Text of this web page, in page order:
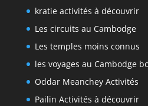
kratie activités à découvrir
Les circuits au Cambodge
Les temples moins connus
les voyages au Cambodge
Oddar Meanchey Activités
Pailin Activités à découvrir